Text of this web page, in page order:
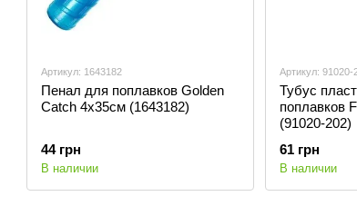
Артикул: 1643182
Пенал для поплавков Golden
Catch 4x35см (1643182)
44 грн
В наличии
Артикул: 91020-
Тубус
поплавков
(91020-202)
61 грн
В наличии